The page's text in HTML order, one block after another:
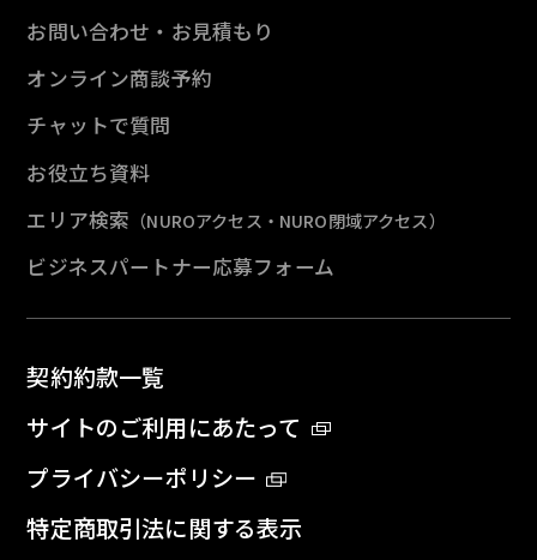
お問い合わせ・お見積もり
オンライン商談予約
チャットで質問
お役立ち資料
エリア検索 （NUROアクセス・NURO閉域アクセス）
ビジネスパートナー応募フォーム
契約約款一覧
サイトのご利用にあたって
プライバシーポリシー
特定商取引法に関する表示